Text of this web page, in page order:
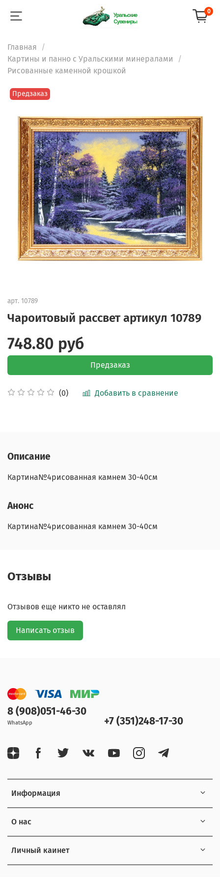
0
Главная
Картины и панно с Уральскими минералами
Рисованные каменной крошкой
Предзаказ
арт. 10789
Чароитовый рассвет артикул 10789
(0) Добавить в сравнение
748.80 руб
Предзаказ
Описание
Картина№4рисованная камнем 30-40см
Анонс
Картина№4рисованная камнем 30-40см
Отзывы
Отзывов еще никто не оставлял
Написать отзыв
Информация
О нас
Личный каинет
8 (908)051-46-30
WhatsApp +7 (351)248-17-30